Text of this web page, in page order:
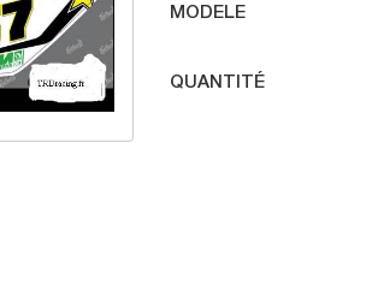
MODELE
QUANTITÉ